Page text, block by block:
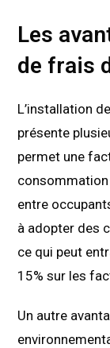
Les
de frais
L’installation
présente
permet une
entre
à adopter des
ce qui peut
15% sur les
Un autre